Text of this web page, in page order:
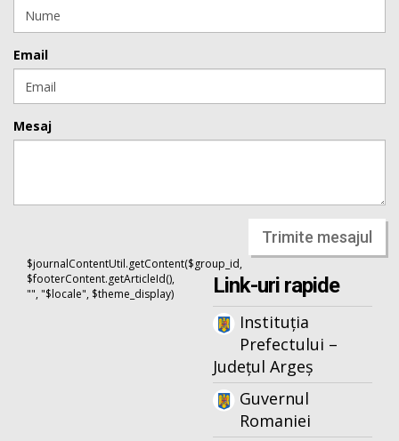
Email
Mesaj
Trimite mesajul
$journalContentUtil.getContent($group_id,
$footerContent.getArticleId(),
"", "$locale", $theme_display)
Link-uri rapide
Instituția
Prefectului –
Județul Argeș
Guvernul
Romaniei